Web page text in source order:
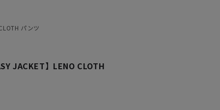
パンツ
JACKET】LENO CLOTH